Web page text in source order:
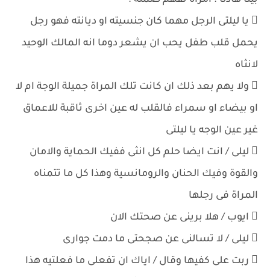
 يا ليلتى الرجل مهما كان جنسيته او ديانته فهو رجل
يحمل قلب طفل يحب ان يشعر دوما انه المالك الوحيد
لانثاه
 ولا يهم بعد ذلك ان كانت تلك المراة جميلة الوجة ام لا
او بيضاء او سمراء فالقلب له عين اخرى ثاقبة للاعماق
غير عين الوجه يا ليلتى
 ليلى / انت ايضا حلم كل انثى ففيك الحماية والامان
والقوة وفيك الحنان والرومانسية وهذا كل ما تتمناه
المراة فى رجلها
 ايوب / هلا برينى عن صحتك الان
 ليلى / لا تسالنى عن صجحتى ما دمت جوارى
 ربت على كفيها وقال / اياك ان تفعلى ما فعلتيه هذا